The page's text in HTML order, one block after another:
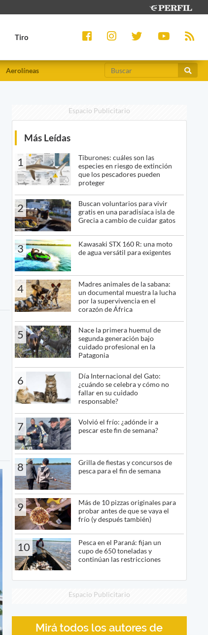
Tiro
Aerolíneas
Espacio Publicitario
Más Leídas
1
Tiburones: cuáles son las
especies en riesgo de extinción
que los pescadores pueden
proteger
2
Buscan voluntarios para vivir
gratis en una paradisíaca isla de
Grecia a cambio de cuidar gatos
3
Kawasaki STX 160 R: una moto
de agua versátil para exigentes
4
Madres animales de la sabana:
un documental muestra la lucha
por la supervivencia en el
corazón de África
5
Nace la primera huemul de
segunda generación bajo
cuidado profesional en la
Patagonia
6
Día Internacional del Gato:
¿cuándo se celebra y cómo no
fallar en su cuidado
responsable?
7
Volvió el frío: ¿adónde ir a
pescar este fin de semana?
8
Grilla de fiestas y concursos de
pesca para el fin de semana
9
Más de 10 pizzas originales para
probar antes de que se vaya el
frío (y después también)
10
Pesca en el Paraná: fijan un
cupo de 650 toneladas y
continúan las restricciones
Espacio Publicitario
Mirá todos los autores de